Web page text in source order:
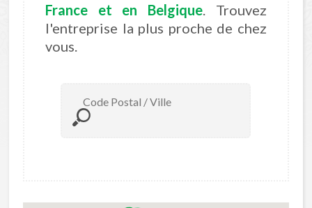
France et en Belgique. Trouvez
l'entreprise la plus proche de chez
vous.